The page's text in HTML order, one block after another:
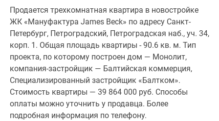
Продается трехкомнатная квартира в новостройке
ЖК «Мануфактура James Beck» по адресу Санкт-
Петербург, Петроградский, Петроградская наб., уч. 34,
корп. 1. Общая площадь квартиры - 90.6 кв. м. Тип
проекта, по которому построен дом — Монолит,
компания-застройщик — Балтийская коммерция,
Специализированный застройщик «Балтком».
Стоимость квартиры — 39 864 000 руб. Способы
оплаты можно уточнить у продавца. Более
подробная информация по телефону.